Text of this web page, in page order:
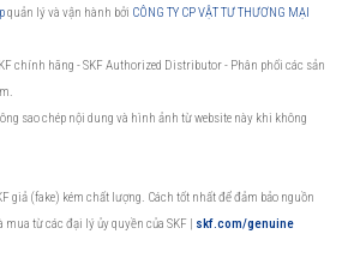
quản lý và vận hành bởi CÔNG TY CP VẬT TƯ THƯƠNG MẠI
chính hãng -SKF Authorized Distributor- Phân phối các sản
sao chép nội dung và hình ảnh từ website này khi không
giả (fake) kém chất lượng. Cách tốt nhất để đảm bảo nguồn
mua từ các đại lý ủy quyền của SKF | skf.com/genuine